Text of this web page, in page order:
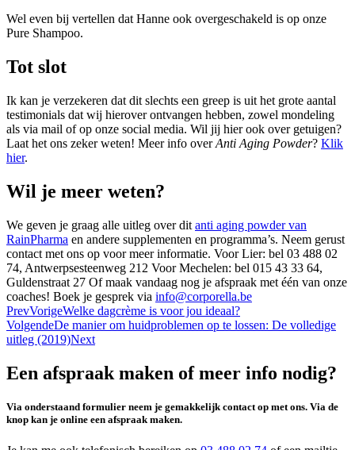
Wel even bij vertellen dat Hanne ook overgeschakeld is op onze
Pure Shampoo.
Tot slot
Ik kan je verzekeren dat dit slechts een greep is uit het grote aantal
testimonials dat wij hierover ontvangen hebben, zowel mondeling
als via mail of op onze social media. Wil jij hier ook over getuigen?
Laat het ons zeker weten! Meer info overAnti Aging Powder? Klik
hier.
Wil je meer weten?
We geven je graag alle uitleg over dit anti aging powder van
RainPharma en andere supplementen en programma’s. Neem gerust
contact met ons op voor meer informatie. Voor Lier: bel 03 488 02
74, Antwerpsesteenweg 212 Voor Mechelen: bel 015 43 33 64,
Guldenstraat 27 Of maak vandaag nog je afspraak met één van onze
coaches! Boek je gesprek via info@corporella.be
PrevVorigeWelke dagcrème is voor jou ideaal?
VolgendeDe manier om huidproblemen op te lossen: De volledige
uitleg (2019)Next
Een afspraak maken of meer info nodig?
Via onderstaand formulier neem je gemakkelijk contact op met ons. Via de
knop kan je online een afspraak maken.